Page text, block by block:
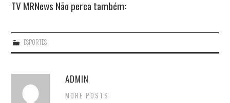
TV MRNews Não perca também:
ESPORTES
ADMIN
MORE POSTS